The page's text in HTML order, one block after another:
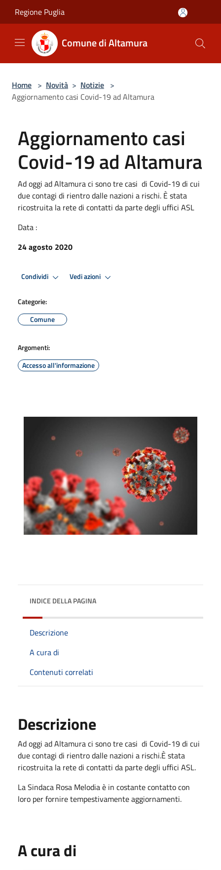
Regione Puglia
Comune di Altamura
Home > Novità > Notizie >
Aggiornamento casi Covid-19 ad Altamura
Aggiornamento casi
Covid-19 ad Altamura
Ad oggi ad Altamura ci sono tre casi di Covid-19 di cui
due contagi di rientro dalle nazioni a rischi. È stata
ricostruita la rete di contatti da parte degli uffici ASL
Data :
24 agosto 2020
Condividi Vedi azioni
Categorie:
Comune
Argomenti:
Accesso all'informazione
INDICE DELLA PAGINA
Descrizione
A cura di
Contenuti correlati
Descrizione
Ad oggi ad Altamura ci sono tre casi di Covid-19 di cui
due contagi di rientro dalle nazioni a rischi.È stata
ricostruita la rete di contatti da parte degli uffici ASL.
La Sindaca Rosa Melodia è in costante contatto con
loro per fornire tempestivamente aggiornamenti.
A cura di